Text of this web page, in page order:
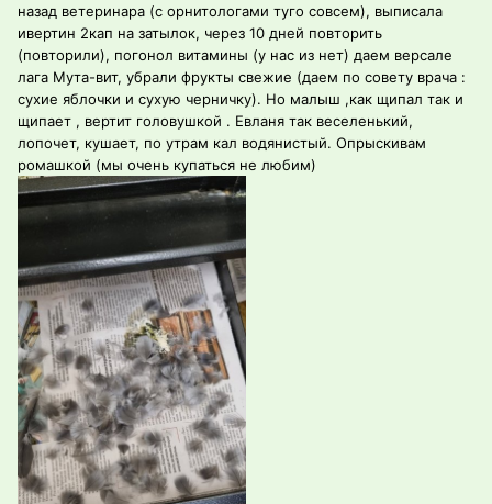
назад ветеринара (с орнитологами туго совсем), выписала
ивертин 2кап на затылок, через 10 дней повторить
(повторили), погонол витамины (у нас из нет) даем версале
лага Мута-вит, убрали фрукты свежие (даем по совету врача :
сухие яблочки и сухую черничку). Но малыш ,как щипал так и
щипает , вертит головушкой . Евланя так веселенький,
лопочет, кушает, по утрам кал водянистый. Опрыскивам
ромашкой (мы очень купаться не любим)